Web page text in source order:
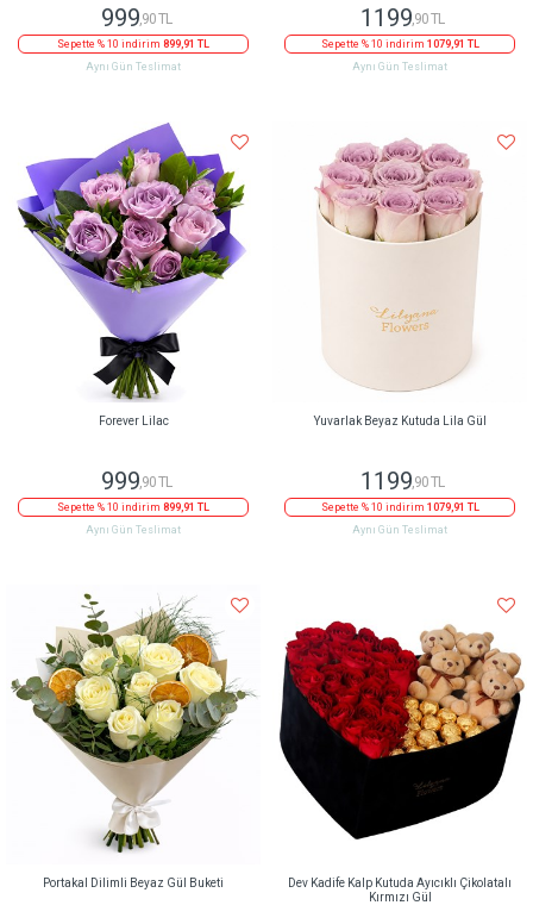
999,90 TL
Sepette % 10 indirim 899,91 TL
Aynı Gün Teslimat
1199,90 TL
Sepette % 10 indirim 1079,91 TL
Aynı Gün Teslimat
Forever Lilac
999,90 TL
Sepette % 10 indirim 899,91 TL
Aynı Gün Teslimat
Yuvarlak Beyaz Kutuda Lila Gül
1199,90 TL
Sepette % 10 indirim 1079,91 TL
Aynı Gün Teslimat
Portakal Dilimli Beyaz Gül Buketi
Dev Kadife Kalp Kutuda Ayıcıklı Çikolatalı
Kırmızı Gül